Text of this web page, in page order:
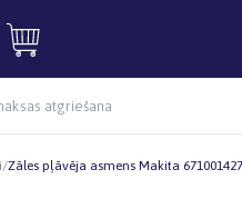
atgriešana
/Zāles pļāvēja asmens Makita